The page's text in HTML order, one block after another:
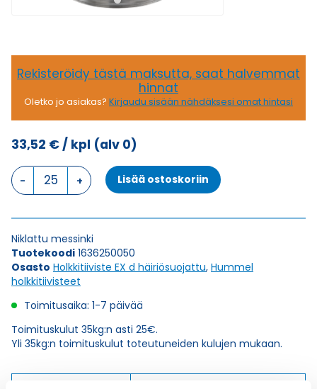
Rekisteröidy tästä maksutta, saat halvemmat
hinnat
Oletko jo asiakas? Kirjaudu sisään nähdäksesi omat hintasi
33,52 €/ kpl (alv 0)
HSK-
M-
D-
M
25
x
1,5
HOLKKITIIVISTE
Lisää ostoskoriin
Niklattu messinki
Tuotekoodi 1636250050
Osasto Holkkitiiviste EX d häiriösuojattu, Hummel
holkkitiivisteet
Toimitusaika: 1-7 päivää
Toimituskulut 35kg:n asti 25€.
Yli 35kg:n toimituskulut toteutuneiden kulujen mukaan.